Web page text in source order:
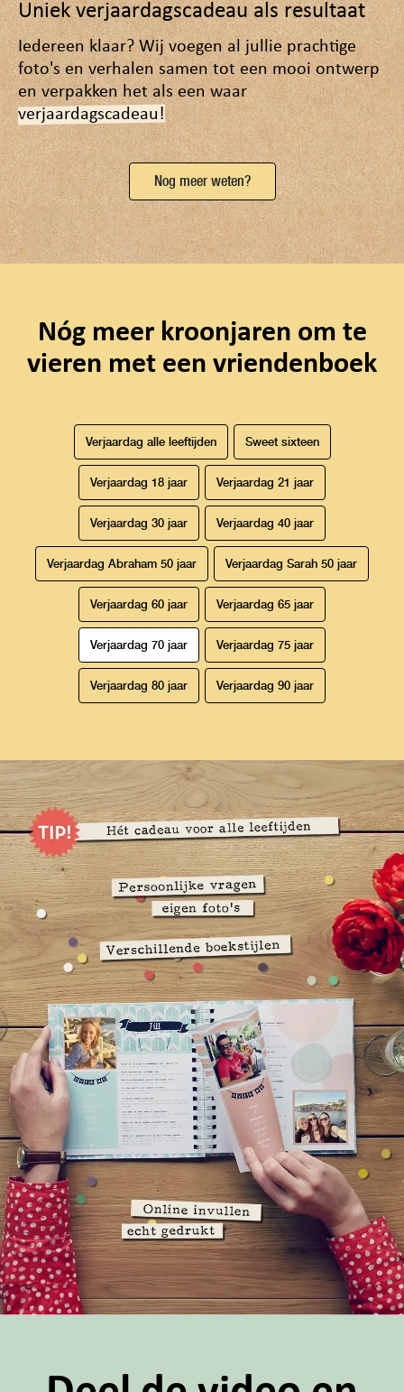
Uniek verjaardagscadeau als resultaat
Iedereen klaar? Wij voegen al jullie prachtige
foto's en verhalen samen tot een mooi ontwerp
en verpakken het als een waar
verjaardagscadeau!
Nog meer weten?
Nóg meer kroonjaren om te
vieren met een vriendenboek
Verjaardag alle leeftijden Sweet sixteen
Verjaardag 18 jaar Verjaardag 21 jaar
Verjaardag 30 jaar Verjaardag 40 jaar
Verjaardag Abraham 50 jaar Verjaardag Sarah 50 jaar
Verjaardag 60 jaar Verjaardag 65 jaar
Verjaardag 70 jaar Verjaardag 75 jaar
Verjaardag 80 jaar Verjaardag 90 jaar